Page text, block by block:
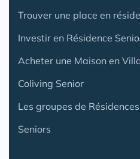
Trouver une place en
Investir en Résidence
Acheter une Maison en
Coliving Senior
Les groupes de
Seniors